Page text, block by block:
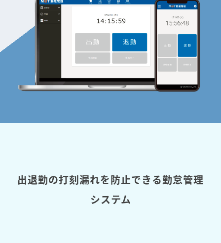
出退勤の打刻漏れを防止できる勤怠管理
システム